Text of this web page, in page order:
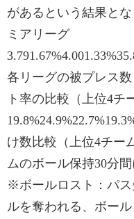
があるという結果と
ミアリーグ
各リーグの被プレス
ト率の比較（上位4チ
け数比較（上位4チー
ムのボール保持30分
※ボールロスト：パ
ルを奪われる、ボー